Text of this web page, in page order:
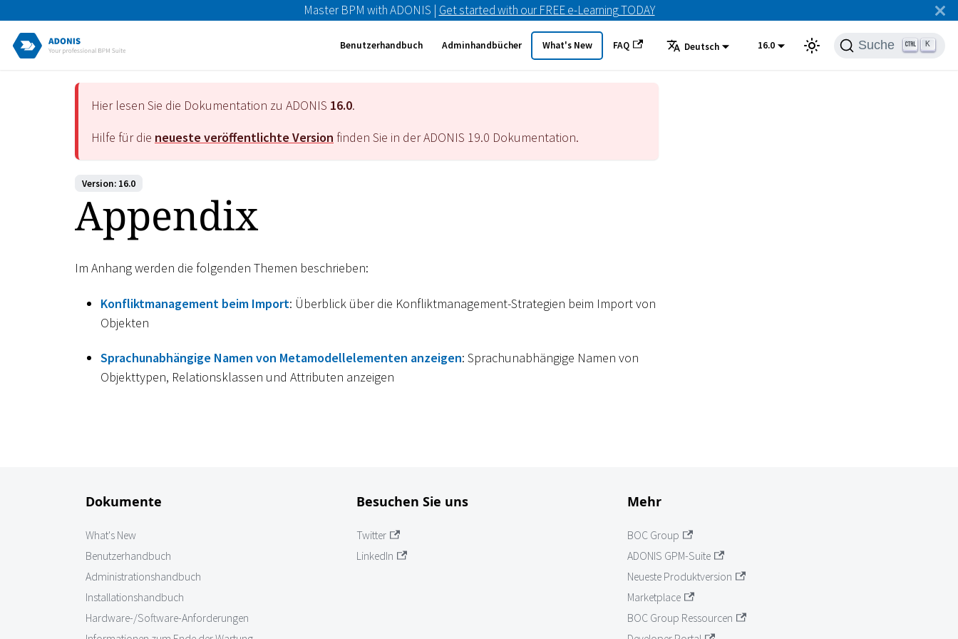
Master BPM with ADONIS | Get started with our FREE e-Learning TODAY
Benutzerhandbuch Adminhandbücher What's New FAQ Deutsch 16.0 Suche K
Hier lesen Sie die Dokumentation zu ADONIS 16.0.
Hilfe für die neueste veröffentlichte Version finden Sie in der ADONIS 19.0 Dokumentation.
Version: 16.0
Appendix
Im Anhang werden die folgenden Themen beschrieben:
Konfliktmanagement beim Import: Überblick über die Konfliktmanagement-Strategien beim Import von
Objekten
Sprachunabhängige Namen von Metamodellelementen anzeigen: Sprachunabhängige Namen von
Objekttypen, Relationsklassen und Attributen anzeigen
Dokumente
What's New
Benutzerhandbuch
Administrationshandbuch
Installationshandbuch
Hardware-/Software-Anforderungen
Besuchen Sie uns
Twitter
LinkedIn
Mehr
BOC Group
ADONIS GPM-Suite
Neueste Produktversion
Marketplace
BOC Group Ressourcen